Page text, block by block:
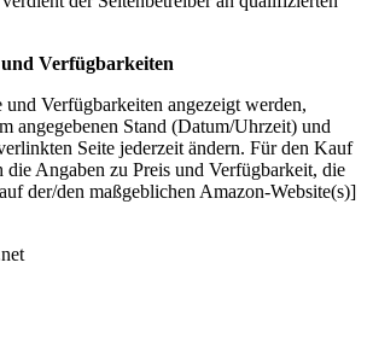
Verfügbarkeiten
und Verfügbarkeiten angezeigt werden,
angegebenen Stand (Datum/Uhrzeit) und
Seite jederzeit ändern. Für den Kauf
die Angaben zu Preis und Verfügbarkeit, die
der/den maßgeblichen Amazon-Website(s)]